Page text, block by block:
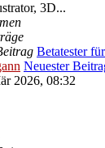
3D...
Betatester
Neuester
2026, 08:32